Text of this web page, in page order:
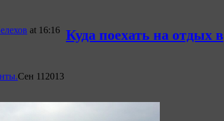
at 16:16 Куда поехать на отдых в
Сен 11 2013